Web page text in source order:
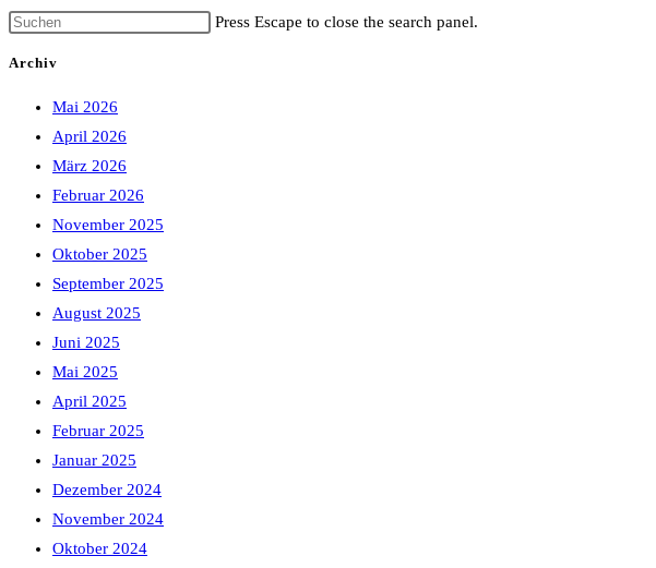
Press Escape to close the search panel.
Archiv
Mai 2026
April 2026
März 2026
Februar 2026
November 2025
Oktober 2025
September 2025
August 2025
Juni 2025
Mai 2025
April 2025
Februar 2025
Januar 2025
Dezember 2024
November 2024
Oktober 2024